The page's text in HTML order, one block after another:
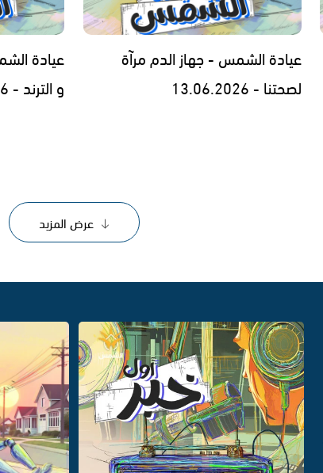
عيادة الشمس - جهاز الدم مرآة
لصحتنا - 13.06.2026
عيادة
و الترند - 24.05.2026
عرض المزيد